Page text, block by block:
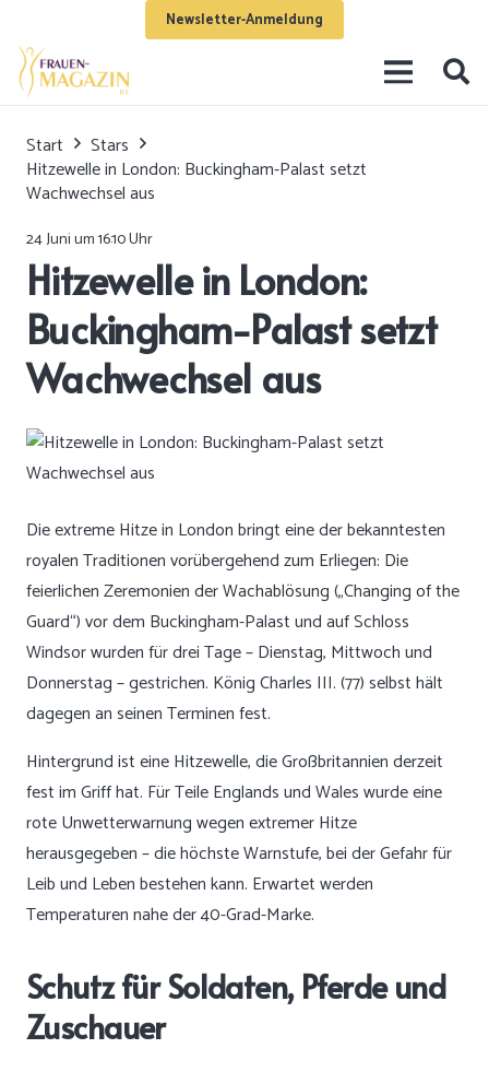
Newsletter-Anmeldung
Start
Stars
Hitzewelle in London: Buckingham-Palast setzt
Wachwechsel aus
24 Juni um 16:10 Uhr
Hitzewelle in London:
Buckingham-Palast setzt
Wachwechsel aus
Die extreme Hitze in London bringt eine der bekanntesten
royalen Traditionen vorübergehend zum Erliegen: Die
feierlichen Zeremonien der Wachablösung („Changing of the
Guard“) vor dem Buckingham-Palast und auf Schloss
Windsor wurden für drei Tage – Dienstag, Mittwoch und
Donnerstag – gestrichen. König Charles III. (77) selbst hält
dagegen an seinen Terminen fest.
Hintergrund ist eine Hitzewelle, die Großbritannien derzeit
fest im Griff hat. Für Teile Englands und Wales wurde eine
rote Unwetterwarnung wegen extremer Hitze
herausgegeben – die höchste Warnstufe, bei der Gefahr für
Leib und Leben bestehen kann. Erwartet werden
Temperaturen nahe der 40-Grad-Marke.
Schutz für Soldaten, Pferde und
Zuschauer